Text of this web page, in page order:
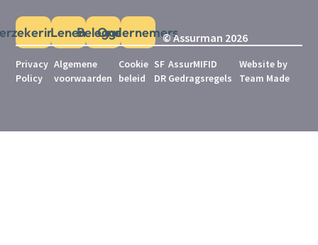
LenenBeleggen
Ondernemers© Assurman 2026
Privacy
Policy
Algemene
voorwaarden
Cookie
beleid
SF
DR
AssurMIFID
Gedragsregels
Website by
Team Made